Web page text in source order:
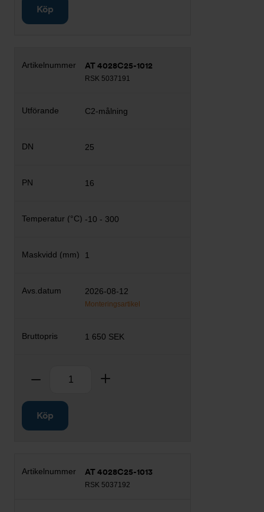
Köp
AT 4028C25-1012
RSK 5037191
C2-målning
25
16
-10 - 300
1
2026-08-12
Monteringsartikel
1 650 SEK
Ta bort
Köp
AT 4028C25-1013
RSK 5037192